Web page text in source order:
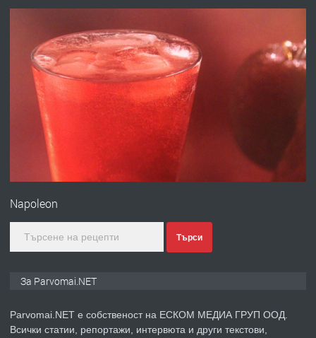
преди 1 година
ПРЕДЛАГА Работа за общи работници
преди 1 година
ПРЕДЛАГА
Първи поход "По стъпките на Ангел
преди 1 година
Napoleon
Търси
За Parvomai.NET
Parvomai.NET е собственост на ЕСКОМ МЕДИА ГРУП ООД.
Всички статии, репортажи, интервюта и други текстови,